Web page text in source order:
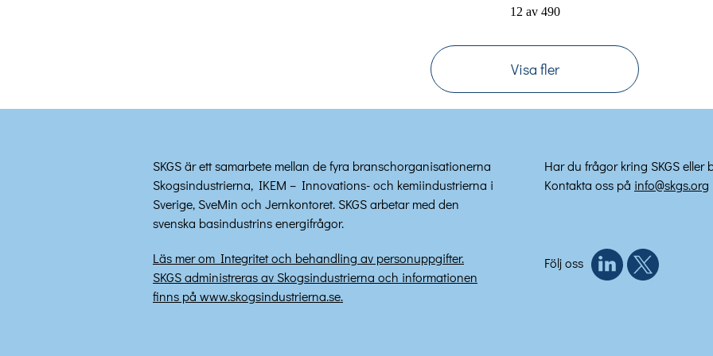
12av 490
Visa fler
SKGS är ett samarbete mellan de fyra branschorganisationerna
Skogsindustrierna, IKEM – Innovations- och kemiindustrierna i
Sverige, SveMin och Jernkontoret. SKGS arbetar med den
svenska basindustrins energifrågor.
Har du frågor kring SKGS
Kontakta oss på info@skgs.org
Läs mer om Integritet och behandling av personuppgifter.
SKGS administreras av Skogsindustrierna och informationen
finns på www.skogsindustrierna.se.
Följ oss